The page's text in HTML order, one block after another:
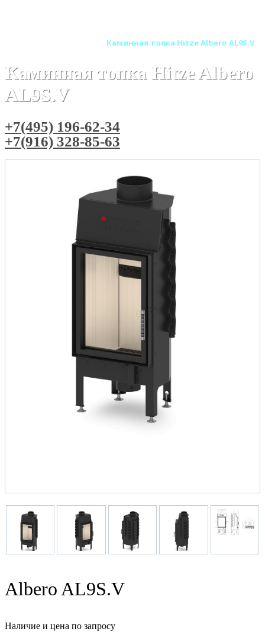
Каминная топка Hitze Albero AL9S.V
Каминная топка Hitze Albero
AL9S.V
+7(495) 196-62-34
+7(916) 328-85-63
Albero AL9S.V
Наличие и цена по запросу